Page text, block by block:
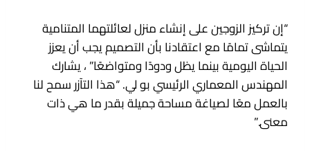
“إن تركيز الزوجين على إنشاء منزل لعائلتهما المتنامية
يتماشى تمامًا مع اعتقادنا بأن التصميم يجب أن يعزز
الحياة اليومية بينما يظل ودودًا ومتواضعًا” ، يشارك
المهندس المعماري الرئيسي بو لي. “هذا التآزر سمح لنا
بالعمل معًا لصياغة مساحة جميلة بقدر ما هي ذات
معنى.”